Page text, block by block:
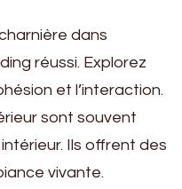
dans
réussi. Explorez
et l’interaction.
sont souvent
Ils offrent des
vivante.